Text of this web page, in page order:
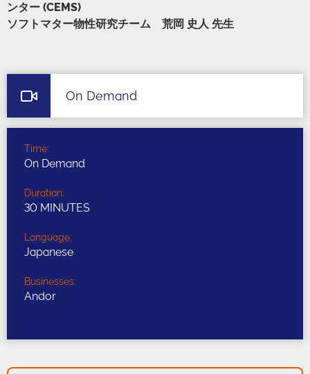
ンター (CEMS)
ソフトマター物性研究チーム 荒岡 史人 先生
On Demand
Time:
On Demand
Duration:
30 MINUTES
Language:
Japanese
Businesses:
Andor